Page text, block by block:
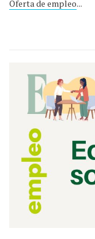
Oferta de empleo...